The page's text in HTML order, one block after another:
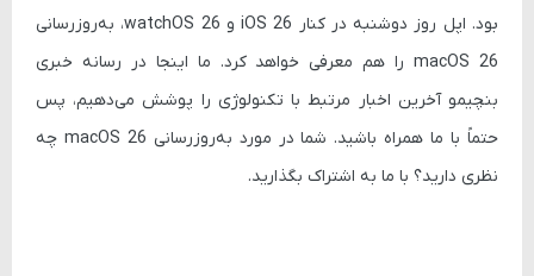
بود. اپل روز دوشنبه در کنار iOS 26 و watchOS 26، به‌روزرسانی
macOS 26 را هم معرفی خواهد کرد. ما اینجا در رسانه خبری
بنچیمو آخرین اخبار مرتبط با تکنولوژی را پوشش می‌دهیم، پس
حتماً با ما همراه باشید. شما در مورد به‌روزرسانی macOS 26 چه
نظری دارید؟ با ما به اشتراک بگذارید.